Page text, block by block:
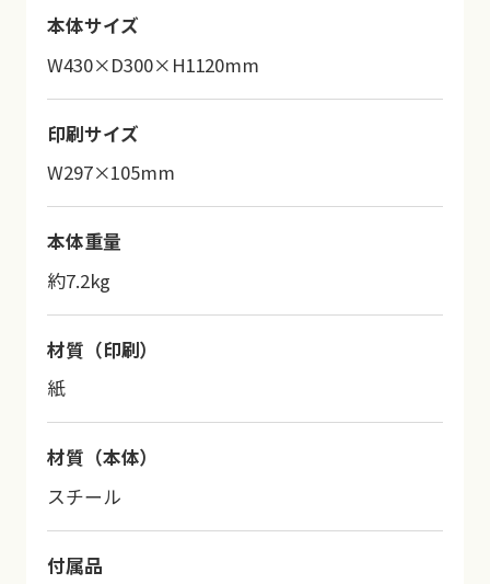
本体サイズ
W430×D300×H1120mm
印刷サイズ
W297×105mm
本体重量
約7.2kg
材質（印刷）
紙
材質（本体）
スチール
付属品